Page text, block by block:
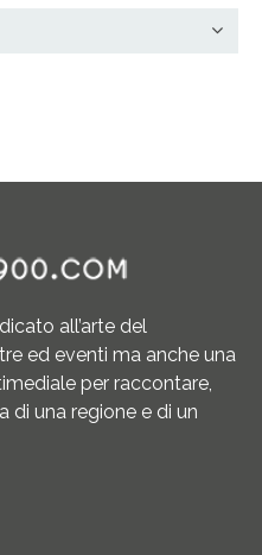
all’arte del
ed eventi ma anche una
per raccontare,
di una regione e di un